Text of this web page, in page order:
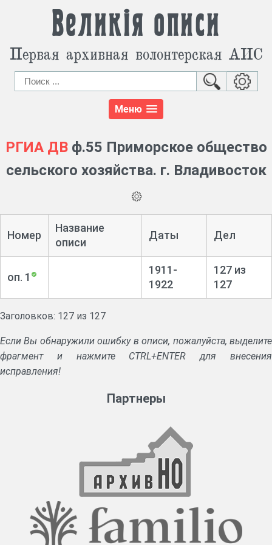
Великія описи
Первая архивная волонтерская АИС
Меню
РГИА ДВф.55 Приморское общество
сельского хозяйства. г. Владивосток
Номер
Название
описи
Даты Дел
оп. 1
1911-
1922
127 из
127
Заголовков: 127 из 127
Если Вы обнаружили ошибку в описи, пожалуйста, выделите
фрагмент и нажмите CTRL+ENTER для внесения
исправления!
Партнеры